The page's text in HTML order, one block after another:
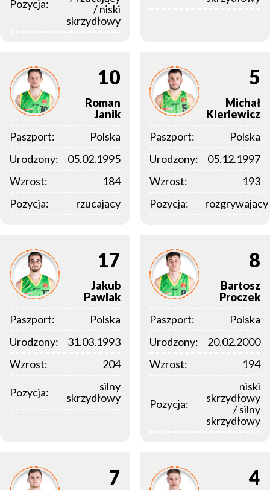
Pozycja:
/ niski
skrzydłowy
10
Roman
Janik
Paszport:
Polska
Urodzony:
05.02.1995
Wzrost:
184
Pozycja:
rzucający
5
Michał
Kierlewicz
Paszport:
Polska
Urodzony:
05.12.1997
Wzrost:
193
Pozycja:
rozgrywający
17
Jakub
Pawlak
Paszport:
Polska
Urodzony:
31.03.1993
Wzrost:
204
Pozycja:
silny
skrzydłowy
8
Bartosz
Proczek
Paszport:
Polska
Urodzony:
20.02.2000
Wzrost:
194
Pozycja:
niski
skrzydłowy
/ silny
skrzydłowy
7 4